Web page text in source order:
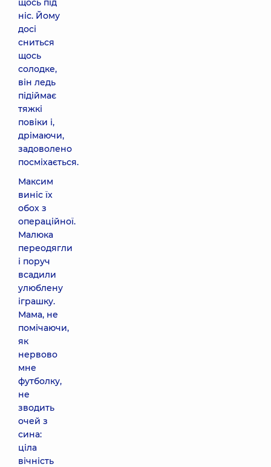
щось під
ніс. Йому
досі
сниться
щось
солодке,
він ледь
підіймає
тяжкі
повіки і,
дрімаючи,
задоволено
посміхається.
Максим
виніс їх
обох з
операційної.
Малюка
переодягли
і поруч
всадили
улюблену
іграшку.
Мама, не
помічаючи,
як
нервово
мне
футболку,
не
зводить
очей з
сина:
ціла
вічність